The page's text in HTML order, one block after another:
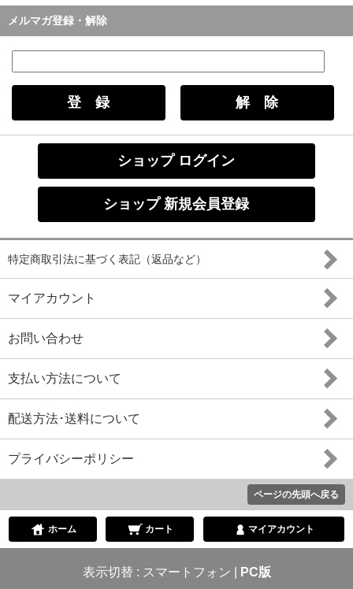
メルマガ登録・解除
ショップ ログイン
ショップ 新規会員登録
特定商取引法に基づく表記（返品など）
マイアカウント
お問い合わせ
支払い方法について
配送方法･送料について
プライバシーポリシー
ページの先頭へ戻る
ホーム カート マイアカウント
表示切替 : スマートフォン PC版